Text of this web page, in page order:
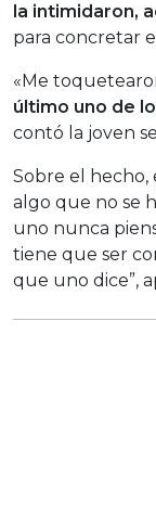
la intimidaron,
para concretar
«Me
último uno de
contó la joven
Sobre el hecho,
algo que no se
uno nunca
tiene que ser
que uno dice”,